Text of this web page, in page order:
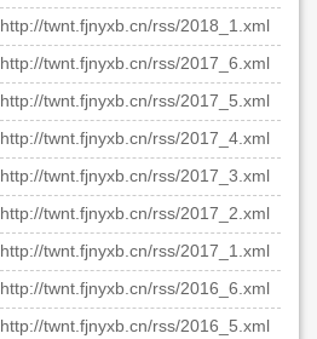
http://twnt.fjnyxb.cn/rss/2018_1.xml
http://twnt.fjnyxb.cn/rss/2017_6.xml
http://twnt.fjnyxb.cn/rss/2017_5.xml
http://twnt.fjnyxb.cn/rss/2017_4.xml
http://twnt.fjnyxb.cn/rss/2017_3.xml
http://twnt.fjnyxb.cn/rss/2017_2.xml
http://twnt.fjnyxb.cn/rss/2017_1.xml
http://twnt.fjnyxb.cn/rss/2016_6.xml
http://twnt.fjnyxb.cn/rss/2016_5.xml